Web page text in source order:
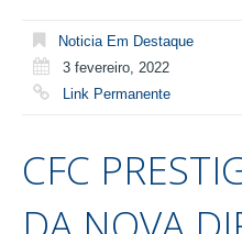
Noticia Em Destaque
3 fevereiro, 2022
Link Permanente
CFC